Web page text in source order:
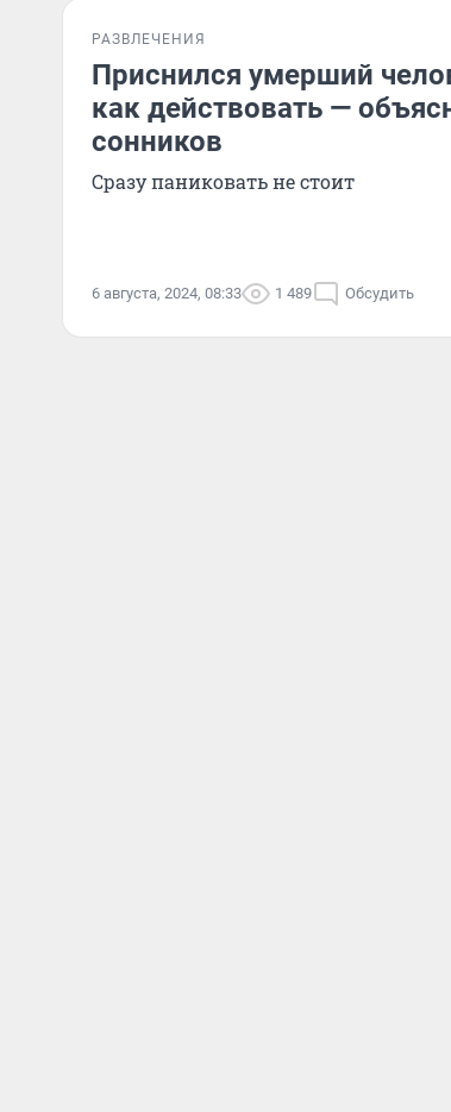
РАЗВЛЕЧЕНИЯ
Приснился умерший
как действовать —
сонников
Сразу паниковать не стоит
6 августа, 2024, 08:33 1 489 Обсудить